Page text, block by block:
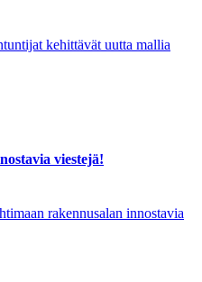
kehittävät uutta mallia
viestejä!
rakennusalan innostavia